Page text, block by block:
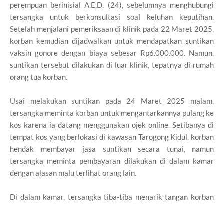
perempuan berinisial A.E.D. (24), sebelumnya menghubungi
tersangka untuk berkonsultasi soal keluhan keputihan.
Setelah menjalani pemeriksaan di klinik pada 22 Maret 2025,
korban kemudian dijadwalkan untuk mendapatkan suntikan
vaksin gonore dengan biaya sebesar Rp6.000.000. Namun,
suntikan tersebut dilakukan di luar klinik, tepatnya di rumah
orang tua korban.
Usai melakukan suntikan pada 24 Maret 2025 malam,
tersangka meminta korban untuk mengantarkannya pulang ke
kos karena ia datang menggunakan ojek online. Setibanya di
tempat kos yang berlokasi di kawasan Tarogong Kidul, korban
hendak membayar jasa suntikan secara tunai, namun
tersangka meminta pembayaran dilakukan di dalam kamar
dengan alasan malu terlihat orang lain.
Di dalam kamar, tersangka tiba-tiba menarik tangan korban